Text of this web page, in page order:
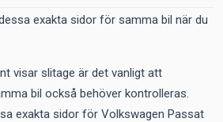
exakta sidor för samma bil när du
visar slitage är det vanligt att
bil också behöver kontrolleras.
exakta sidor för Volkswagen Passat